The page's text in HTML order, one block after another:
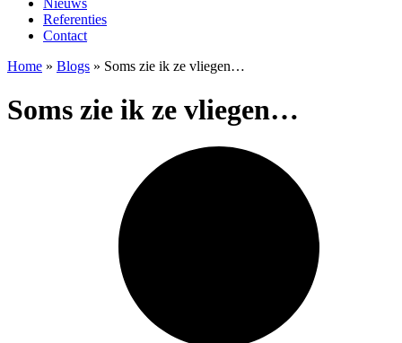
Nieuws
Referenties
Contact
Home » Blogs » Soms zie ik ze vliegen…
Soms zie ik ze vliegen…